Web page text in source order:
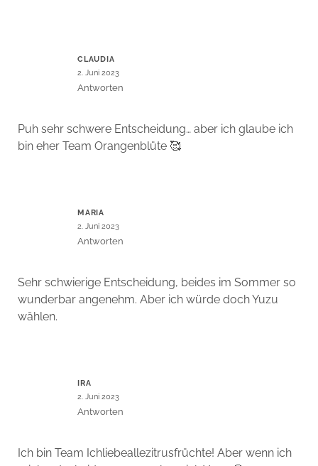
CLAUDIA
2. Juni 2023
Antworten
Puh sehr schwere Entscheidung… aber ich glaube ich
bin eher Team Orangenblüte 🥰
MARIA
2. Juni 2023
Antworten
Sehr schwierige Entscheidung, beides im Sommer so
wunderbar angenehm. Aber ich würde doch Yuzu
wählen.
IRA
2. Juni 2023
Antworten
Ich bin Team Ichliebeallezitrusfrüchte! Aber wenn ich